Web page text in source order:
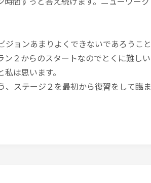
ョンあまりよくできないであろうこと
２からのスタートなのでとくに難しい
は思います。
ステージ２を最初から復習をして臨ま